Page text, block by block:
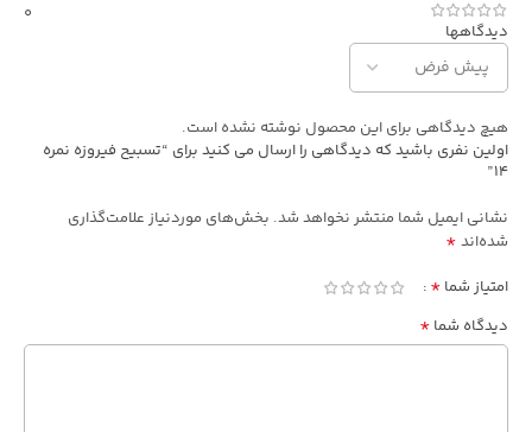
0
دیدگاهها
هیچ دیدگاهی برای این محصول نوشته نشده است.
اولین نفری باشید که دیدگاهی را ارسال می کنید برای “تسبیح فیروزه نمره
14”
نشانی ایمیل شما منتشر نخواهد شد. بخش‌های موردنیاز علامت‌گذاری
شده‌اند *
امتیاز شما *
دیدگاه شما *